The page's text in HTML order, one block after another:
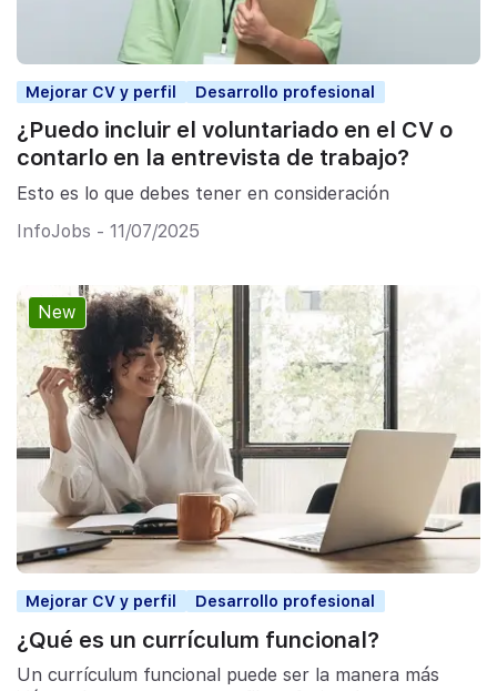
Mejorar CV y perfil Desarrollo profesional
¿Puedo incluir el voluntariado en el CV o
contarlo en la entrevista de trabajo?
Esto es lo que debes tener en consideración
InfoJobs - 11/07/2025
New
Mejorar CV y perfil Desarrollo profesional
¿Qué es un currículum funcional?
Un currículum funcional puede ser la manera más